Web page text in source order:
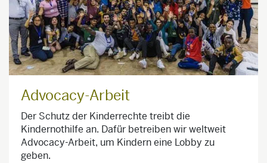
Advocacy-Arbeit
Der Schutz der Kinderrechte treibt die
Kindernothilfe an. Dafür betreiben wir weltweit
Advocacy-Arbeit, um Kindern eine Lobby zu
geben.